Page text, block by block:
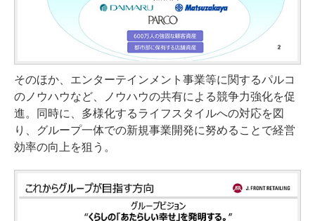
そのほか、エンターテインメント事業等に関するパルコ
のノウハウなど、ノウハウの共有による競争力強化を促
進。同時に、多様化するライフスタイルへの対応を図
り、グループ一体での新規事業開発に努めることで経営
効率の向上を狙う。